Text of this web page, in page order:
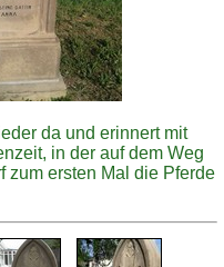
da und erinnert mit
in der auf dem Weg
zum ersten Mal die Pferde